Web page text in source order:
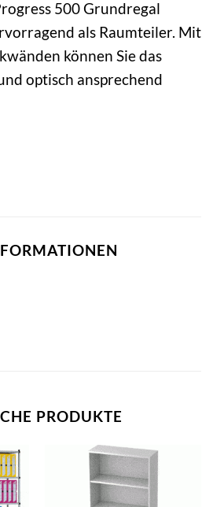
500 Grundregal
als Raumteiler. Mit
können Sie das
optisch ansprechend
PRODUKTE